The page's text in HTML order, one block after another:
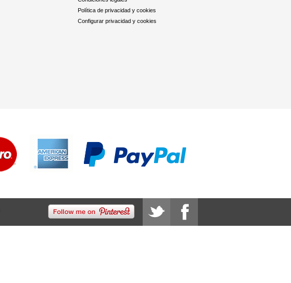
Política de privacidad y cookies
Configurar privacidad y cookies